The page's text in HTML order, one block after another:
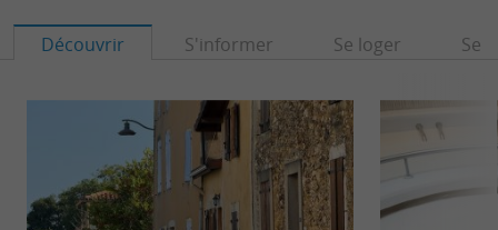
Découvrir S'informer Se loger Se